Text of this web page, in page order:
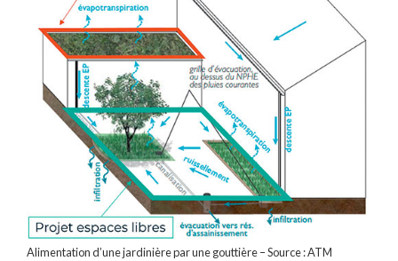
Alimentation d’une jardinière par une gouttière – Source : ATM